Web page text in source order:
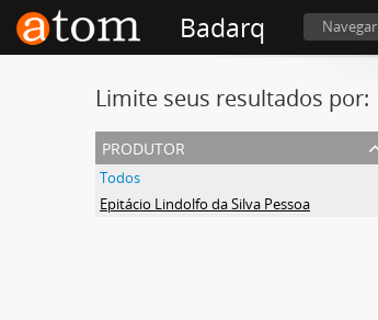
Badarq Navegar
Limite seus resultados por:
produtor
Todos
Epitácio Lindolfo da Silva Pessoa